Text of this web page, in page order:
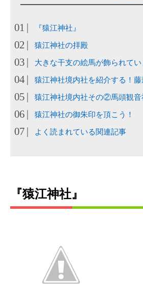
『猿江神社』
猿江神社の拝殿
大きな干支の絵馬が飾られてい
猿江神社境内社を紹介する！
猿江神社境内社その②馬頭観音
猿江神社の御朱印を頂こう！
よく読まれている関連記事
『猿江神社』